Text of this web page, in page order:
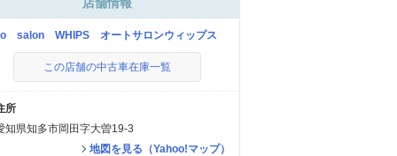
salon WHIPS オートサロンウィップス
この店舗の中古車在庫一覧
所
知県知多市岡田字大曽19-3
地図を見る（Yahoo!マップ）